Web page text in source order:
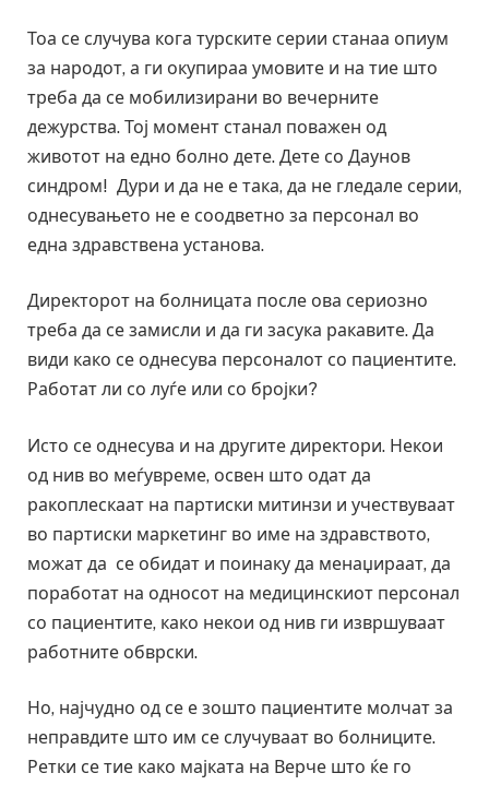
Тоа се случува кога турските серии станаа опиум
за народот, а ги окупираа умовите и на тие што
треба да се мобилизирани во вечерните
дежурства. Тој момент станал поважен од
животот на едно болно дете. Дете со Даунов
синдром! Дури и да не е така, да не гледале серии,
однесувањето не е соодветно за персонал во
една здравствена установа.
Директорот на болницата после ова сериозно
треба да се замисли и да ги засука ракавите. Да
види како се однесува персоналот со пациентите.
Работат ли со луѓе или со бројки?
Исто се однесува и на другите директори. Некои
од нив во меѓувреме, освен што одат да
ракоплескаат на партиски митинзи и учествуваат
во партиски маркетинг во име на здравството,
можат да се обидат и поинаку да менаџираат, да
поработат на односот на медицинскиот персонал
со пациентите, како некои од нив ги извршуваат
работните обврски.
Но, најчудно од се е зошто пациентите молчат за
неправдите што им се случуваат во болниците.
Ретки се тие како мајката на Верче што ќе го